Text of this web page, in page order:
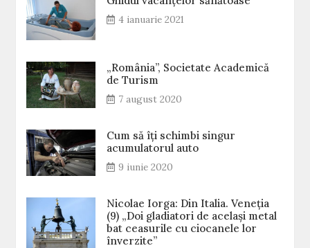
4 ianuarie 2021
„România”, Societate Academică
de Turism
7 august 2020
Cum să îți schimbi singur
acumulatorul auto
9 iunie 2020
Nicolae Iorga: Din Italia. Veneţia
(9) „Doi gladiatori de același metal
bat ceasurile cu ciocanele lor
înverzite”